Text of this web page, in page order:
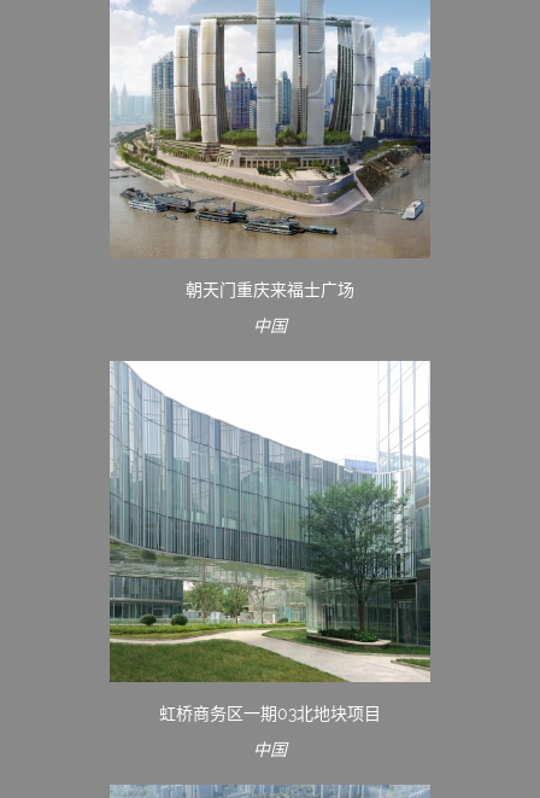
朝天门重庆来福士广场
中国
虹桥商务区一期03北地块项目
中国